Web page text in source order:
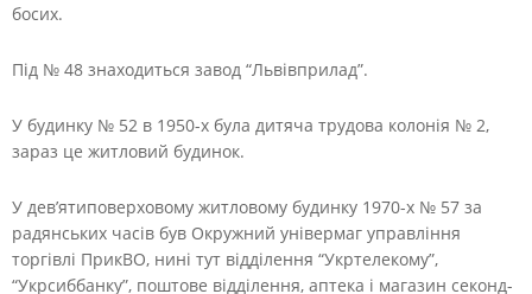
босих.
Під № 48 знаходиться завод “Львівприлад”.
У будинку № 52 в 1950-х була дитяча трудова колонія № 2,
зараз це житловий будинок.
У дев’ятиповерховому житловому будинку 1970-х № 57 за
радянських часів був Окружний універмаг управління
торгівлі ПрикВО, нині тут відділення “Укртелекому”,
“Укрсиббанку”, поштове відділення, аптека і магазин секонд-